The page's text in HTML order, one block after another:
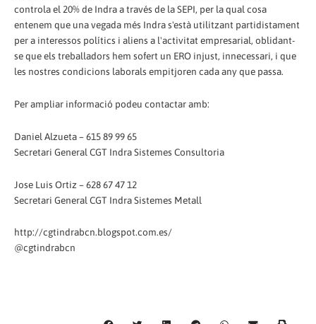
controla el 20% de Indra a través de la SEPI, per la qual cosa
entenem que una vegada més Indra s'està utilitzant partidistament
per a interessos polítics i aliens a l'activitat empresarial, oblidant-
se que els treballadors hem sofert un ERO injust, innecessari, i que
les nostres condicions laborals empitjoren cada any que passa.
Per ampliar informació podeu contactar amb:
Daniel Alzueta – 615 89 99 65
Secretari General CGT Indra Sistemes Consultoria
Jose Luis Ortiz – 628 67 47 12
Secretari General CGT Indra Sistemes Metall
http://cgtindrabcn.blogspot.com.es/
@cgtindrabcn